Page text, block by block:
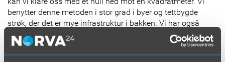
benytter denne metoden i stor grad i byer og tettbygde
strøk, der det er mye infrastruktur i bakken. Vi har også
utstyr som lokaliserer bruddene og dermed kan vi gå rett
inn på det aktuelle stedet. Ved å benytte en vacuumgraver
er det nødvendig med kun en bil, som både suger opp